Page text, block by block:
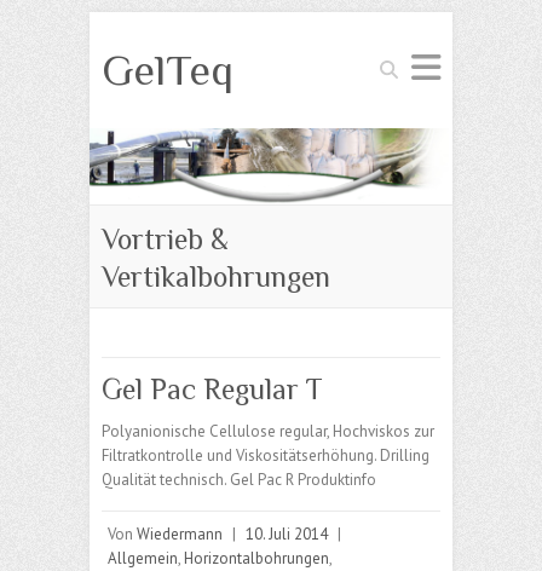
Suchen
GelTeq
Vortrieb &
Vertikalbohrungen
Gel Pac Regular T
Polyanionische Cellulose regular, Hochviskos zur
Filtratkontrolle und Viskositätserhöhung. Drilling
Qualität technisch. Gel Pac R Produktinfo
Von Wiedermann | 10. Juli 2014 |
Allgemein, Horizontalbohrungen,